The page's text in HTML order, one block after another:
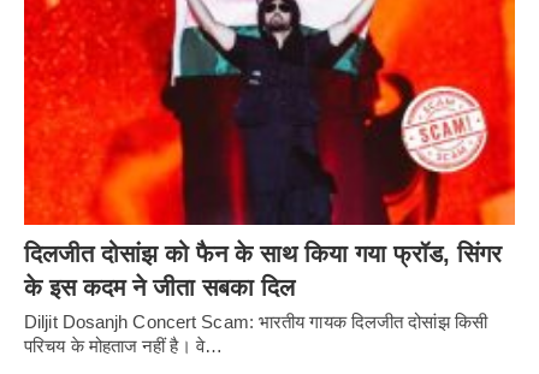
दिलजीत दोसांझ को फैन के साथ किया गया फ्रॉड, सिंगर
के इस कदम ने जीता सबका दिल
Diljit Dosanjh Concert Scam: भारतीय गायक दिलजीत दोसांझ किसी
परिचय के मोहताज नहीं है। वे…